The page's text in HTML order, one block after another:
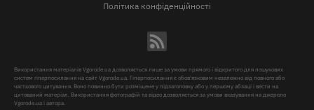
Політика конфіденційності
Використання матеріалів Vgorode.ua дозволяється лише за умови прямого і відкритого для пошукових
систем гіперпосилання на сайт Vgorode.ua. Гіперпосилання є обов'язковим незалежно від повного або
часткового цитування. Воно повинно бути розміщене у підзаголовку або у першому абзаці і вести на
цитований матеріал. Використання фотографій та відео дозволяється за умови вказування на джерело
Vgorode.ua і автора.